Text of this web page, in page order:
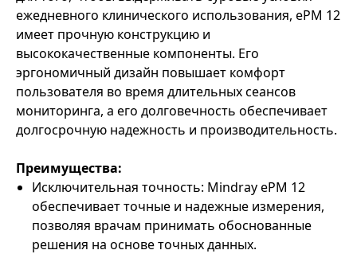
ежедневного клинического использования, ePM 12
имеет прочную конструкцию и
высококачественные компоненты. Его
эргономичный дизайн повышает комфорт
пользователя во время длительных сеансов
мониторинга, а его долговечность обеспечивает
долгосрочную надежность и производительность.
Преимущества:
Исключительная точность: Mindray ePM 12
обеспечивает точные и надежные измерения,
позволяя врачам принимать обоснованные
решения на основе точных данных.